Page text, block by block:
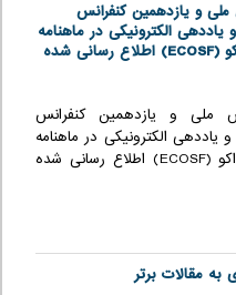
و یازدهمین کنفرانس
یاددهی الکترونیکی در ماهنامه
نوامبر بنیاد علمی اکو (ECOSF) اطلاع رسانی شده
ملی و یازدهمین کنفرانس
یاددهی الکترونیکی در ماهنامه
نوامبر بنیاد علمی اکو (ECOSF) اطلاع رسانی شده
به مقالات برتر